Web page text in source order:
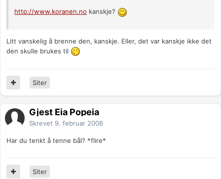
http://www.koranen.no kanskje?
Litt vanskelig å brenne den, kanskje. Eller, det var kanskje ikke det
den skulle brukes til
Siter
Gjest Eia Popeia
Skrevet 9. februar 2006
Har du tenkt å tenne bål? *flire*
Siter